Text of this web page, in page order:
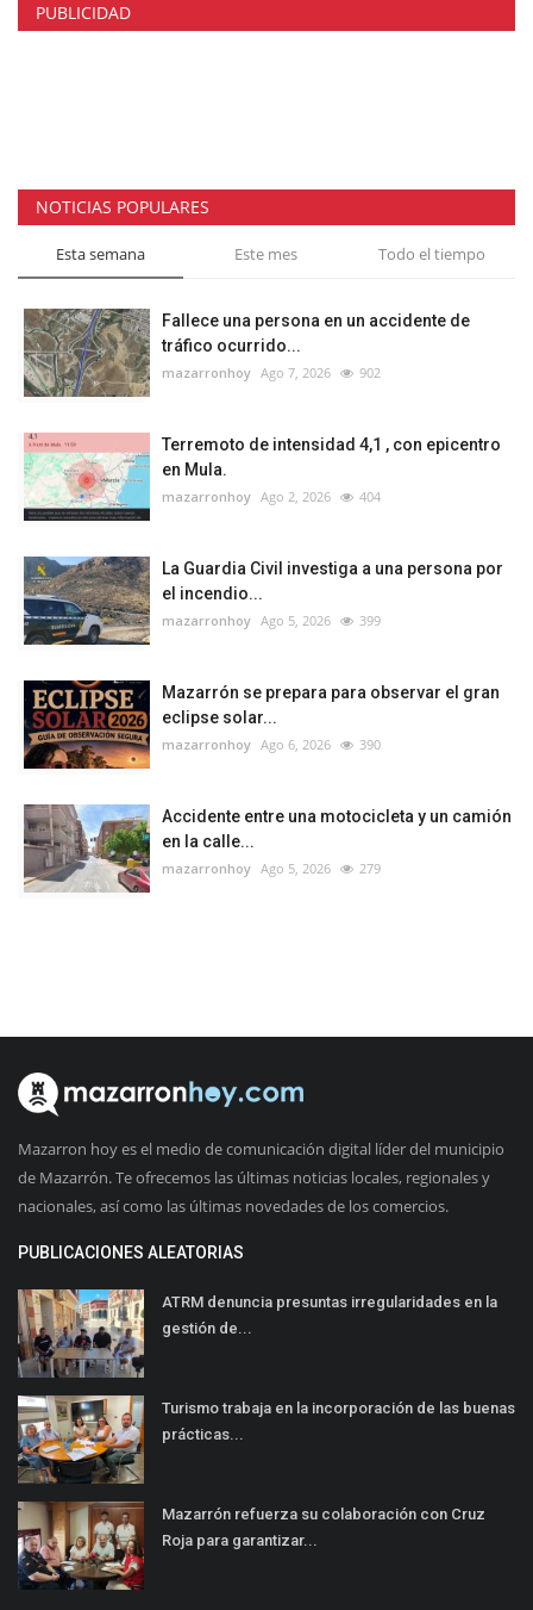
PUBLICIDAD
NOTICIAS POPULARES
Esta semana Este mes Todo el tiempo
Fallece una persona en un accidente de
tráfico ocurrido...
mazarronhoy Ago 7, 2026 902
Terremoto de intensidad 4,1 , con epicentro
en Mula.
mazarronhoy Ago 2, 2026 404
La Guardia Civil investiga a una persona por
el incendio...
mazarronhoy Ago 5, 2026 399
Mazarrón se prepara para observar el gran
eclipse solar...
mazarronhoy Ago 6, 2026 390
Accidente entre una motocicleta y un camión
en la calle...
mazarronhoy Ago 5, 2026 279
Mazarron hoy es el medio de comunicación digital líder del municipio
de Mazarrón. Te ofrecemos las últimas noticias locales, regionales y
nacionales, así como las últimas novedades de los comercios.
PUBLICACIONES ALEATORIAS
ATRM denuncia presuntas irregularidades en la
gestión de...
Turismo trabaja en la incorporación de las buenas
prácticas...
Mazarrón refuerza su colaboración con Cruz
Roja para garantizar...